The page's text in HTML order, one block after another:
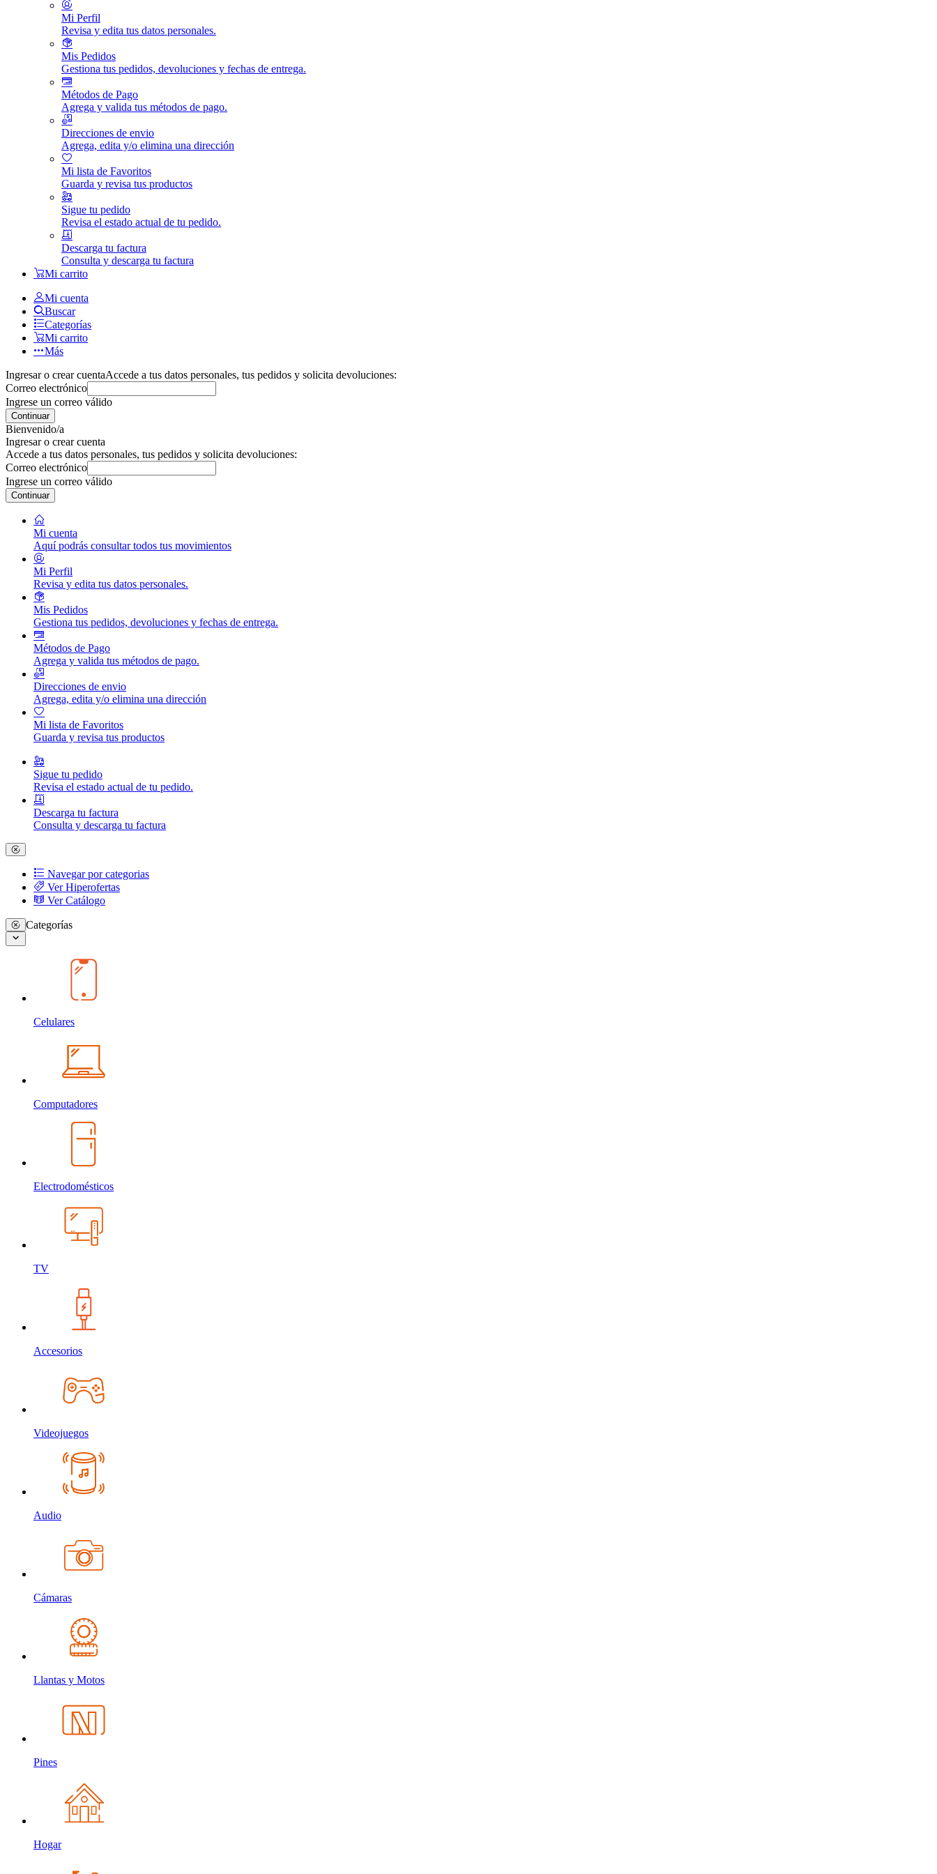
Mi Perfil
Revisa y edita tus datos personales.
Mis Pedidos
Gestiona tus pedidos, devoluciones y fechas de entrega.
Métodos de Pago
Agrega y valida tus métodos de pago.
Direcciones de envio
Agrega, edita y/o elimina una dirección
Mi lista de Favoritos
Guarda y revisa tus productos
Sigue tu pedido
Revisa el estado actual de tu pedido.
Descarga tu factura
Consulta y descarga tu factura
Mi carrito
Mi cuenta
Buscar
Categorías
Mi carrito
Más
Ingresar o crear cuentaAccede a tus datos personales, tus pedidos y solicita devoluciones:
Correo electrónico
Ingrese un correo válido
Continuar
Bienvenido/a
Ingresar o crear cuenta
Accede a tus datos personales, tus pedidos y solicita devoluciones:
Correo electrónico
Ingrese un correo válido
Continuar
Mi cuenta
Aquí podrás consultar todos tus movimientos
Mi Perfil
Revisa y edita tus datos personales.
Mis Pedidos
Gestiona tus pedidos, devoluciones y fechas de entrega.
Métodos de Pago
Agrega y valida tus métodos de pago.
Direcciones de envio
Agrega, edita y/o elimina una dirección
Mi lista de Favoritos
Guarda y revisa tus productos
Sigue tu pedido
Revisa el estado actual de tu pedido.
Descarga tu factura
Consulta y descarga tu factura
Navegar por categorias
Ver Hiperofertas
Ver Catálogo
Categorías
Celulares
Computadores
Electrodomésticos
TV
Accesorios
Videojuegos
Audio
Cámaras
Llantas y Motos
Pines
Hogar